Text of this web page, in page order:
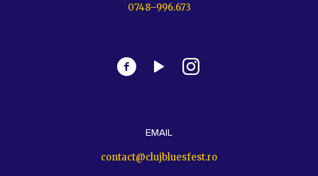
0748–996.673
EMAIL
contact@clujbluesfest.ro